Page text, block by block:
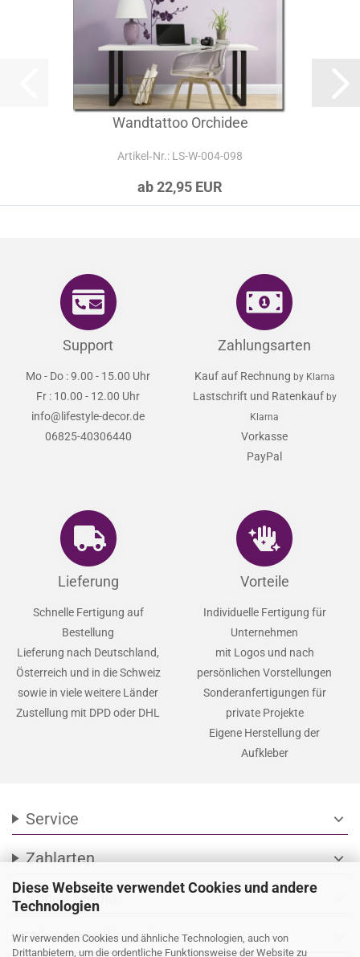
Diese Webseite verwendet Cookies und andere
Technologien
Wir verwenden Cookies und ähnliche Technologien, auch von
Drittanbietern, um die ordentliche Funktionsweise der Website zu
Wandtattoo Orchidee
Artikel‑Nr.: LS-W-004-098
ab 22,95 EUR
Support
Mo - Do : 9.00 - 15.00 Uhr
Fr : 10.00 - 12.00 Uhr
info@lifestyle-decor.de
06825-40306440
Zahlungsarten
Kauf auf Rechnung by Klarna
Lastschrift und Ratenkauf by
Klarna
Vorkasse
PayPal
Lieferung
Schnelle Fertigung auf
Bestellung
Lieferung nach Deutschland,
Österreich und in die Schweiz
sowie in viele weitere Länder
Zustellung mit DPD oder DHL
Vorteile
Individuelle Fertigung für
Unternehmen
mit Logos und nach
persönlichen Vorstellungen
Sonderanfertigungen für
private Projekte
Eigene Herstellung der
Aufkleber
Service expand_more
Zahlarten expand_more
Social Media
Wir versenden mit